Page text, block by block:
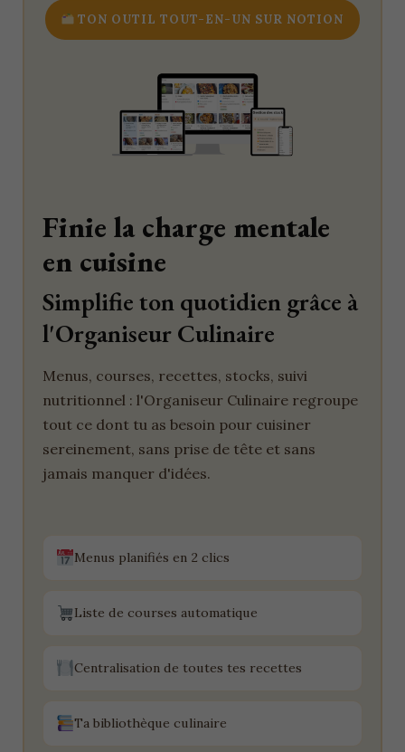
TON OUTIL TOUT-EN-UN SUR NOTION
Finie la charge mentale
en cuisine
Simplifie ton quotidien grâce à
l'Organiseur Culinaire
Menus, courses, recettes, stocks, suivi
nutritionnel : l'Organiseur Culinaire regroupe
tout ce dont tu as besoin pour cuisiner
sereinement, sans prise de tête et sans
jamais manquer d'idées.
Menus planifiés en 2 clics
Liste de courses automatique
Centralisation de toutes tes recettes
Ta bibliothèque culinaire